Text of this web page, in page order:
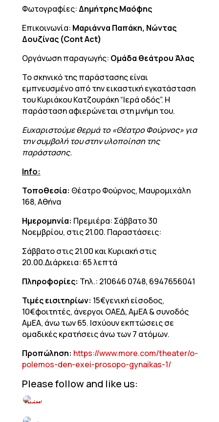
Φωτογραφίες:Δημήτρης Μαόφης
Επικοινωνία: Μαριάννα Παπάκη, Νώντας
Δουζίνας (Cont Act)
Οργάνωση παραγωγής: Ομάδα θεάτρου Άλας
Το σκηνικό της παράστασης είναι
εμπνευσμένο από την εικαστική εγκατάσταση
του Κυριάκου Κατζουράκη “Ιερά οδός”. Η
παράσταση αφιερώνεται στη μνήμη του.
Ευχαριστούμε θερμά το «Θέατρο Φούρνος» για
την συμβολή του στην υλοποίηση της
παράστασης.
Info:
Τοποθεσία: Θέατρο Φούρνος, Μαυρομιχάλη
168, Αθήνα
Ημερομηνία: Πρεμιέρα: Σάββατο 30
Νοεμβρίου, στις 21.00. Παραστάσεις:
Σάββατο στις 21.00 και Κυριακή στις
20.00.Διάρκεια: 65 λεπτά
Πληροφορίες: Τηλ.: 210646 0748, 6947656041
Τιμές εισιτηρίων: 15€γενική είσοδος,
10€φοιτητές, άνεργοι ΟΑΕΔ, ΑμΕΑ & συνοδός
ΑμΕΑ, άνω των 65. Ισχύουν εκπτώσεις σε
ομαδικές κρατήσεις άνω των 7 ατόμων.
Προπώληση: https://www.more.com/theater/o-
polemos-den-exei-prosopo-gynaikas-1/
Please follow and like us: